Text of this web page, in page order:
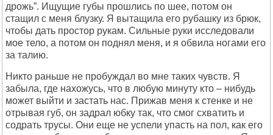
дрожь”. Ищущие губы прошлись по шее, потом он
стащил с меня блузку. Я вытащила его рубашку из брюк,
чтобы дать простор рукам. Сильные руки исследовали
мое тело, а потом он поднял меня, и я обвила ногами его
за талию.
Никто раньше не пробуждал во мне таких чувств. Я
забыла, где нахожусь, что в любую минуту кто – нибудь
может выйти и застать нас. Прижав меня к стенке и не
отрывая губ, он задрал юбку так, что смог схватить и
содрать трусы. Они еще не успели упасть на пол, как его